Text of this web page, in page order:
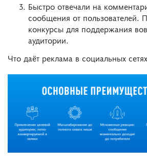
Быстро отвечали на
сообщения от пользователей.
конкурсы для поддержания
аудитории.
Что даёт реклама в социальных